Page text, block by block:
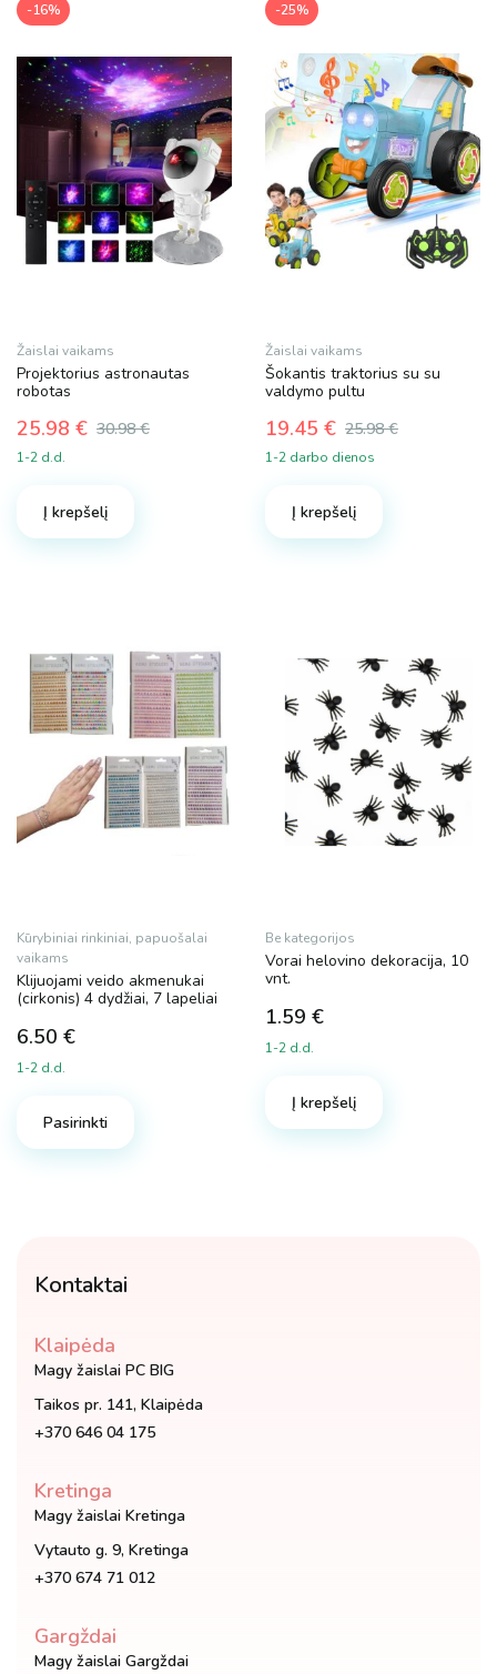
on
the
product
page
-16%
Žaislai vaikams
Projektorius astronautas
robotas
30.98€
Original
price
30.98 €.
25.98 €
Current
price
25.98 €.
1-2 d.d.
Į krepšelį
-25%
Žaislai vaikams
Šokantis traktorius su su
valdymo pultu
25.98€
Original
price
25.98 €.
19.45 €
Current
price
19.45 €.
1-2 darbo dienos
Į krepšelį
Kūrybiniai rinkiniai, papuošalai
vaikams
Klijuojami veido akmenukai
(cirkonis) 4 dydžiai, 7 lapeliai
6.50 €
1-2 d.d.
Pasirinkti
Be kategorijos
Vorai helovino dekoracija, 10
vnt.
1.59 €
1-2 d.d.
Į krepšelį
Kontaktai
Klaipėda
Magy žaislai PC BIG
Taikos pr. 141, Klaipėda
+370 646 04 175
Kretinga
Magy žaislai Kretinga
Vytauto g. 9, Kretinga
+370 674 71 012
Gargždai
Magy žaislai Gargždai